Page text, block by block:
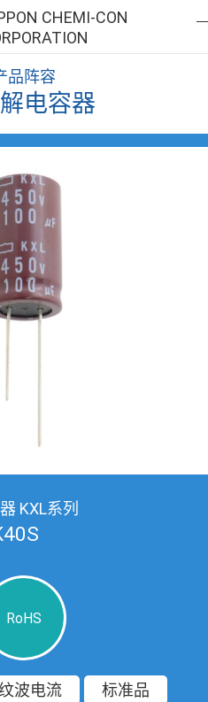
CHEMI-CON
品阵容
电容器
KXL系列
RoHS
波电流
标准品